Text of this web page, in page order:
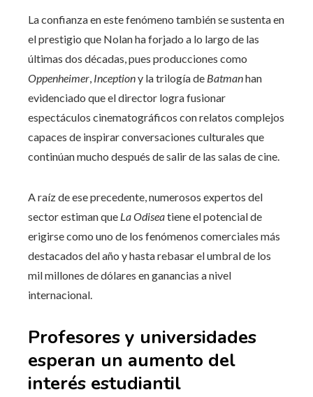
La confianza en este fenómeno también se sustenta en
el prestigio que Nolan ha forjado a lo largo de las
últimas dos décadas, pues producciones como
Oppenheimer, Inceptiony la trilogía de Batmanhan
evidenciado que el director logra fusionar
espectáculos cinematográficos con relatos complejos
capaces de inspirar conversaciones culturales que
continúan mucho después de salir de las salas de cine.
A raíz de ese precedente, numerosos expertos del
sector estiman que La Odiseatiene el potencial de
erigirse como uno de los fenómenos comerciales más
destacados del año y hasta rebasar el umbral de los
mil millones de dólares en ganancias a nivel
internacional.
Profesores y universidades
esperan un aumento del
interés estudiantil